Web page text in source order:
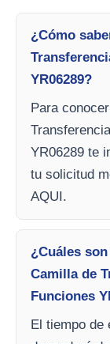
¿Cómo
YR06289?
Para
YR06289 te
tu solicitud
AQUI.
¿Cuáles
Camilla de
Funciones
El tiempo de